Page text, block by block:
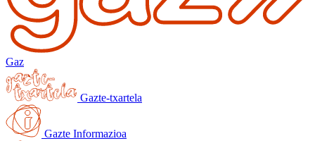
Gaz
Gazte-txartela
Gazte Informazioa